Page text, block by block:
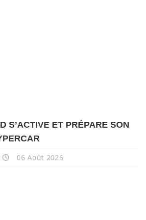
S’ACTIVE ET PRÉPARE SON
06 Août 2026